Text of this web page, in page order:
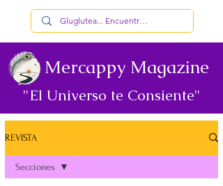
Mercappy Magazine
"El Universo te Consiente"
REVISTA
Secciones